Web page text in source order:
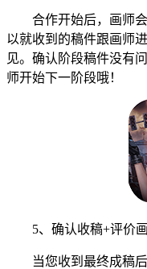
合作开始后，画师会
以就收到的稿件跟画师
见。确认阶段稿件没有
师开始下一阶段哦！
5、确认收稿+评价
当您收到最终成稿后